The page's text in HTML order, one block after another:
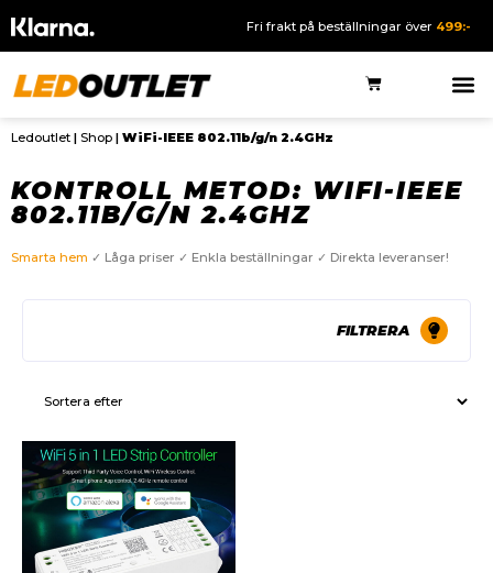
Fri frakt på beställningar över 499:-
Ledoutlet | Shop | WiFi-IEEE 802.11b/g/n 2.4GHz
KONTROLL METOD: WIFI-IEEE
802.11B/G/N 2.4GHZ
Smarta hem ✓ Låga priser ✓ Enkla beställningar ✓ Direkta leveranser!
FILTRERA